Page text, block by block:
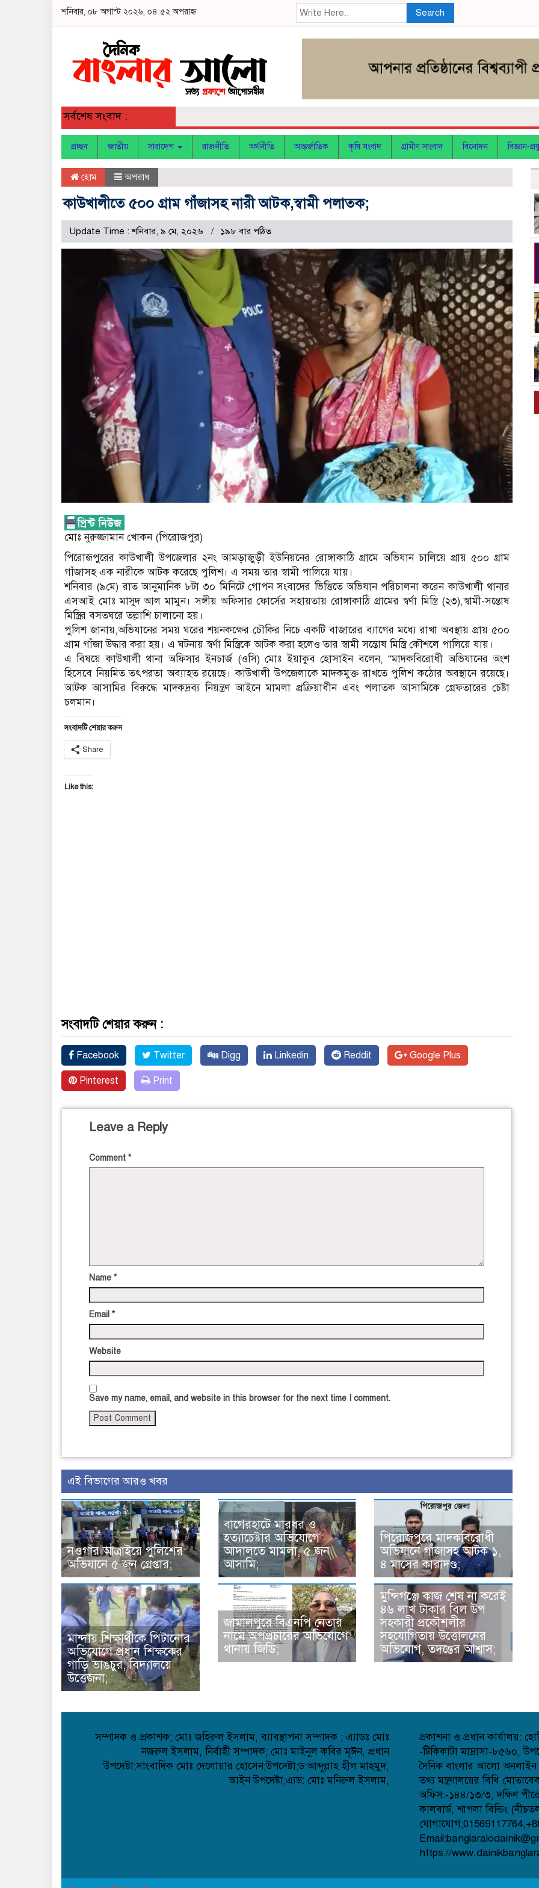
শনিবার, ০৮ অগাস্ট ২০২৬, ০৪:৫২ অপরাহ্ন Search
সর্বশেষ সংবাদ :
প্রচ্ছদ জাতীয় সারাদেশ রাজনীতি অর্থনীতি আন্তর্জাতিক কৃষি সংবাদ গ্রামীণ সাংবাদ বিনোদন বিজ্ঞান-
হোম অপরাধ
কাউখালীতে ৫০০ গ্রাম গাঁজাসহ নারী আটক,স্বামী পলাতক;
Update Time : শনিবার, ৯ মে, ২০২৬ ১৯৮ বার পঠিত
মোঃ নুরুজ্জামান খোকন (পিরোজপুর)
পিরোজপুরের কাউখালী উপজেলার ২নং আমড়াজুড়ী ইউনিয়নের রোঙ্গাকাঠি গ্রামে অভিযান চালিয়ে প্রায় ৫০০ গ্রাম
গাঁজাসহ এক নারীকে আটক করেছে পুলিশ। এ সময় তার স্বামী পালিয়ে যায়।
শনিবার (৯মে) রাত আনুমানিক ৮টা ৩০ মিনিটে গোপন সংবাদের ভিত্তিতে অভিযান পরিচালনা করেন কাউখালী থানার
এসআই মোঃ মাসুদ আল মামুন। সঙ্গীয় অফিসার ফোর্সের সহায়তায় রোঙ্গাকাঠি গ্রামের স্বর্ণা মিস্ত্রি (২৩),স্বামী-সন্তোষ
মিস্ত্রির বসতঘরে তল্লাশি চালানো হয়।
পুলিশ জানায়,অভিযানের সময় ঘরের শয়নকক্ষের চৌকির নিচে একটি বাজারের ব্যাগের মধ্যে রাখা অবস্থায় প্রায় ৫০০
গ্রাম গাঁজা উদ্ধার করা হয়। এ ঘটনায় স্বর্ণা মিস্ত্রিকে আটক করা হলেও তার স্বামী সন্তোষ মিস্ত্রি কৌশলে পালিয়ে যায়।
এ বিষয়ে কাউখালী থানা অফিসার ইনচার্জ (ওসি) মোঃ ইয়াকুব হোসাইন বলেন, “মাদকবিরোধী অভিযানের অংশ
হিসেবে নিয়মিত তৎপরতা অব্যাহত রয়েছে। কাউখালী উপজেলাকে মাদকমুক্ত রাখতে পুলিশ কঠোর অবস্থানে রয়েছে।
আটক আসামির বিরুদ্ধে মাদকদ্রব্য নিয়ন্ত্রণ আইনে মামলা প্রক্রিয়াধীন এবং পলাতক আসামিকে গ্রেফতারের চেষ্টা
চলমান।
সংবাদটি শেয়ার করুন
Share
Like this:
সংবাদটি শেয়ার করুন :
Facebook Twitter Digg Linkedin Reddit Google Plus
Pinterest Print
Leave a Reply
Comment *
Name *
Email *
Website
Save my name, email, and website in this browser for the next time I comment.
এই বিভাগের আরও খবর
নওগাঁর আত্রাইয়ে পুলিশের
অভিযানে ৫ জন গ্রেপ্তার;
বাগেরহাটে মারধর ও
হত্যাচেষ্টার অভিযোগে
আদালতে মামলা, ৫ জন
আসামি;
পিরোজপুরে মাদকবিরোধী
অভিযানে গাঁজাসহ আটক ১,
৪ মাসের কারাদণ্ড;
মান্দায় শিক্ষার্থীকে পিটানোর
অভিযোগে প্রধান শিক্ষকের
গাড়ি ভাঙচুর, বিদ্যালয়ে
উত্তেজনা;
জামালপুরে বিএনপি নেতার
নামে অপপ্রচারের অভিযোগে
থানায় জিডি;
মুন্সিগঞ্জে কাজ শেষ না করেই
৪৬ লাখ টাকার বিল উপ
সহকারী প্রকৌশলীর
সহযোগিতায় উত্তোলনের
অভিযোগ, তদন্তের আশ্বাস;
সম্পাদক ও প্রকাশক; মোঃ জহিরুল ইসলাম, ব্যাবস্থাপনা সম্পাদক ; এ্যাডঃ মোঃ
নজরুল ইসলাম, নির্বাহী সম্পাদক; মোঃ মাইনুল কবির মূঈন, প্রধান
উপদেষ্টা;সাংবাদিক মোঃ দেলোয়ার হোসেন;উপদেষ্টা;ড:আব্দূল্লাহ হীল মাহমুদ,
আইন উপদেষ্টা;এ্যড: মোঃ মনিরুল ইসলাম,
প্রকাশনা ও প্রধান কার্যালয়:
-টিকিকাটা মাদ্রাসা-৮৫৬০,
দৈনিক বাংলার আলো অনলাইন
তথ্য মন্ত্রণালয়ের বিধি
অফিস:-১৪৪/১৩/৩, দক্ষিণ
কালবার্ড, শাপলা বিল্ডিং
https://